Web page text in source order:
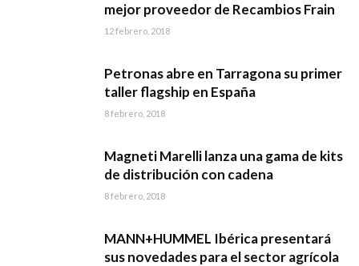
mejor proveedor de Recambios Frain
12 febrero, 2018
Petronas abre en Tarragona su primer
taller flagship en España
8 febrero, 2018
Magneti Marelli lanza una gama de kits
de distribución con cadena
8 febrero, 2018
MANN+HUMMEL Ibérica presentará
sus novedades para el sector agrícola